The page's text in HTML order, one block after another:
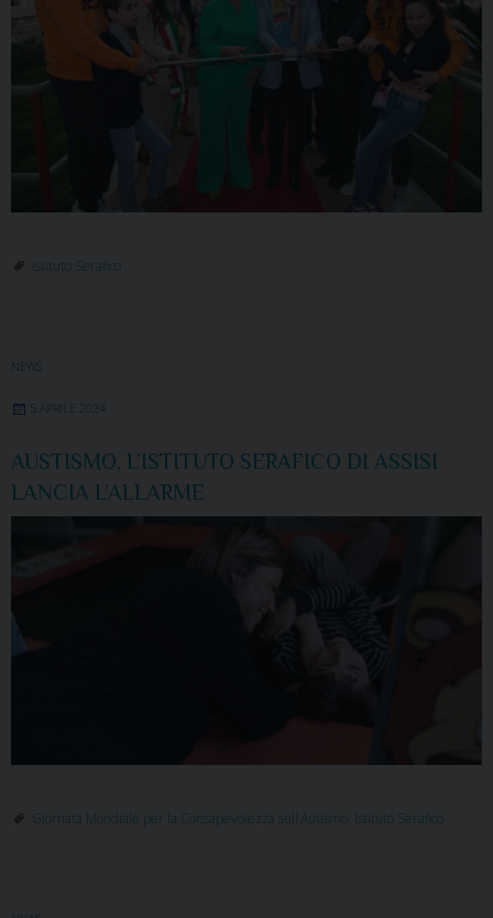
Istituto Serafico
NEWS
5 APRILE 2024
AUSTISMO, L’ISTITUTO SERAFICO DI ASSISI
LANCIA L’ALLARME
Giornata Mondiale per la Consapevolezza sull’Autismo Istituto Serafico